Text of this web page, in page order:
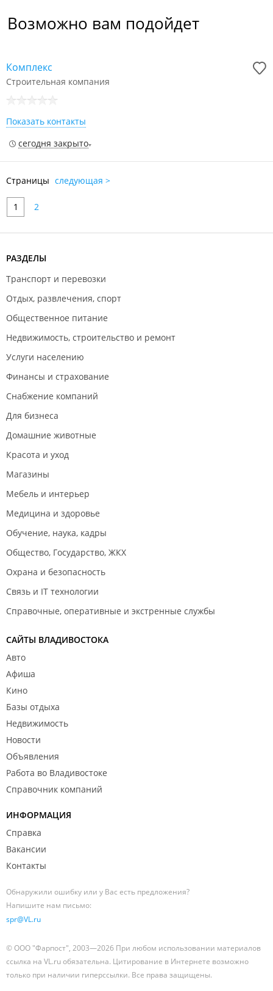
Возможно вам подойдет
Комплекс
Строительная компания
Показать контакты
сегодня закрыто
Страницы следующая >
1 2
РАЗДЕЛЫ
Транспорт и перевозки
Отдых, развлечения, спорт
Общественное питание
Недвижимость, строительство и ремонт
Услуги населению
Финансы и страхование
Снабжение компаний
Для бизнеса
Домашние животные
Красота и уход
Магазины
Мебель и интерьер
Медицина и здоровье
Обучение, наука, кадры
Общество, Государство, ЖКХ
Охрана и безопасность
Связь и IT технологии
Справочные, оперативные и экстренные службы
САЙТЫ ВЛАДИВОСТОКА
Авто
Афиша
Кино
Базы отдыха
Недвижимость
Новости
Объявления
Работа во Владивостоке
Справочник компаний
ИНФОРМАЦИЯ
Справка
Вакансии
Контакты
Обнаружили ошибку или у Вас есть предложения?
Напишите нам письмо:
spr@VL.ru
© ООО "Фарпост", 2003—2026 При любом использовании материалов
ссылка на VL.ru обязательна. Цитирование в Интернете возможно
только при наличии гиперссылки. Все права защищены.